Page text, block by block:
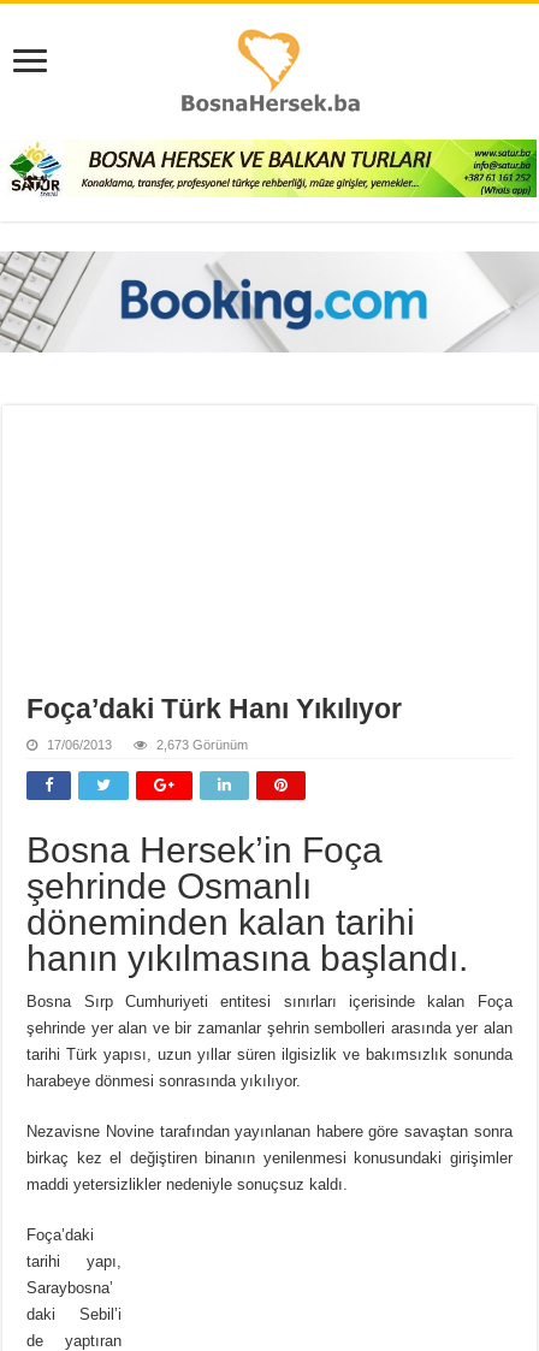
Foça’daki Türk Hanı Yıkılıyor
17/06/2013 2,673 Görünüm
Bosna Hersek’in Foça
şehrinde Osmanlı
döneminden kalan tarihi
hanın yıkılmasına başlandı.
Bosna Sırp Cumhuriyeti entitesi sınırları içerisinde kalan Foça
şehrinde yer alan ve bir zamanlar şehrin sembolleri arasında yer alan
tarihi Türk yapısı, uzun yıllar süren ilgisizlik ve bakımsızlık sonunda
harabeye dönmesi sonrasında yıkılıyor.
Nezavisne Novine tarafından yayınlanan habere göre savaştan sonra
birkaç kez el değiştiren binanın yenilenmesi konusundaki girişimler
maddi yetersizlikler nedeniyle sonuçsuz kaldı.
Foça’daki
tarihi yapı,
Saraybosna’
daki Sebil’i
de yaptıran